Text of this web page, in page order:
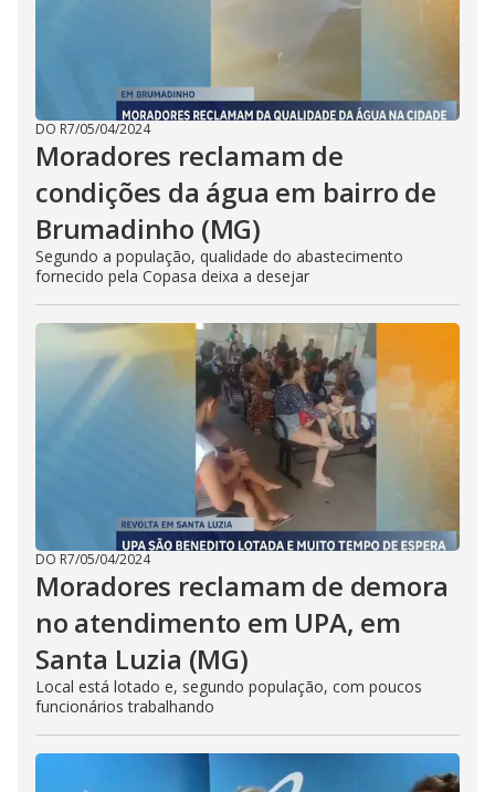
DO R7/05/04/2024
Moradores reclamam de
condições da água em bairro de
Brumadinho (MG)
Segundo a população, qualidade do abastecimento
fornecido pela Copasa deixa a desejar
DO R7/05/04/2024
Moradores reclamam de demora
no atendimento em UPA, em
Santa Luzia (MG)
Local está lotado e, segundo população, com poucos
funcionários trabalhando